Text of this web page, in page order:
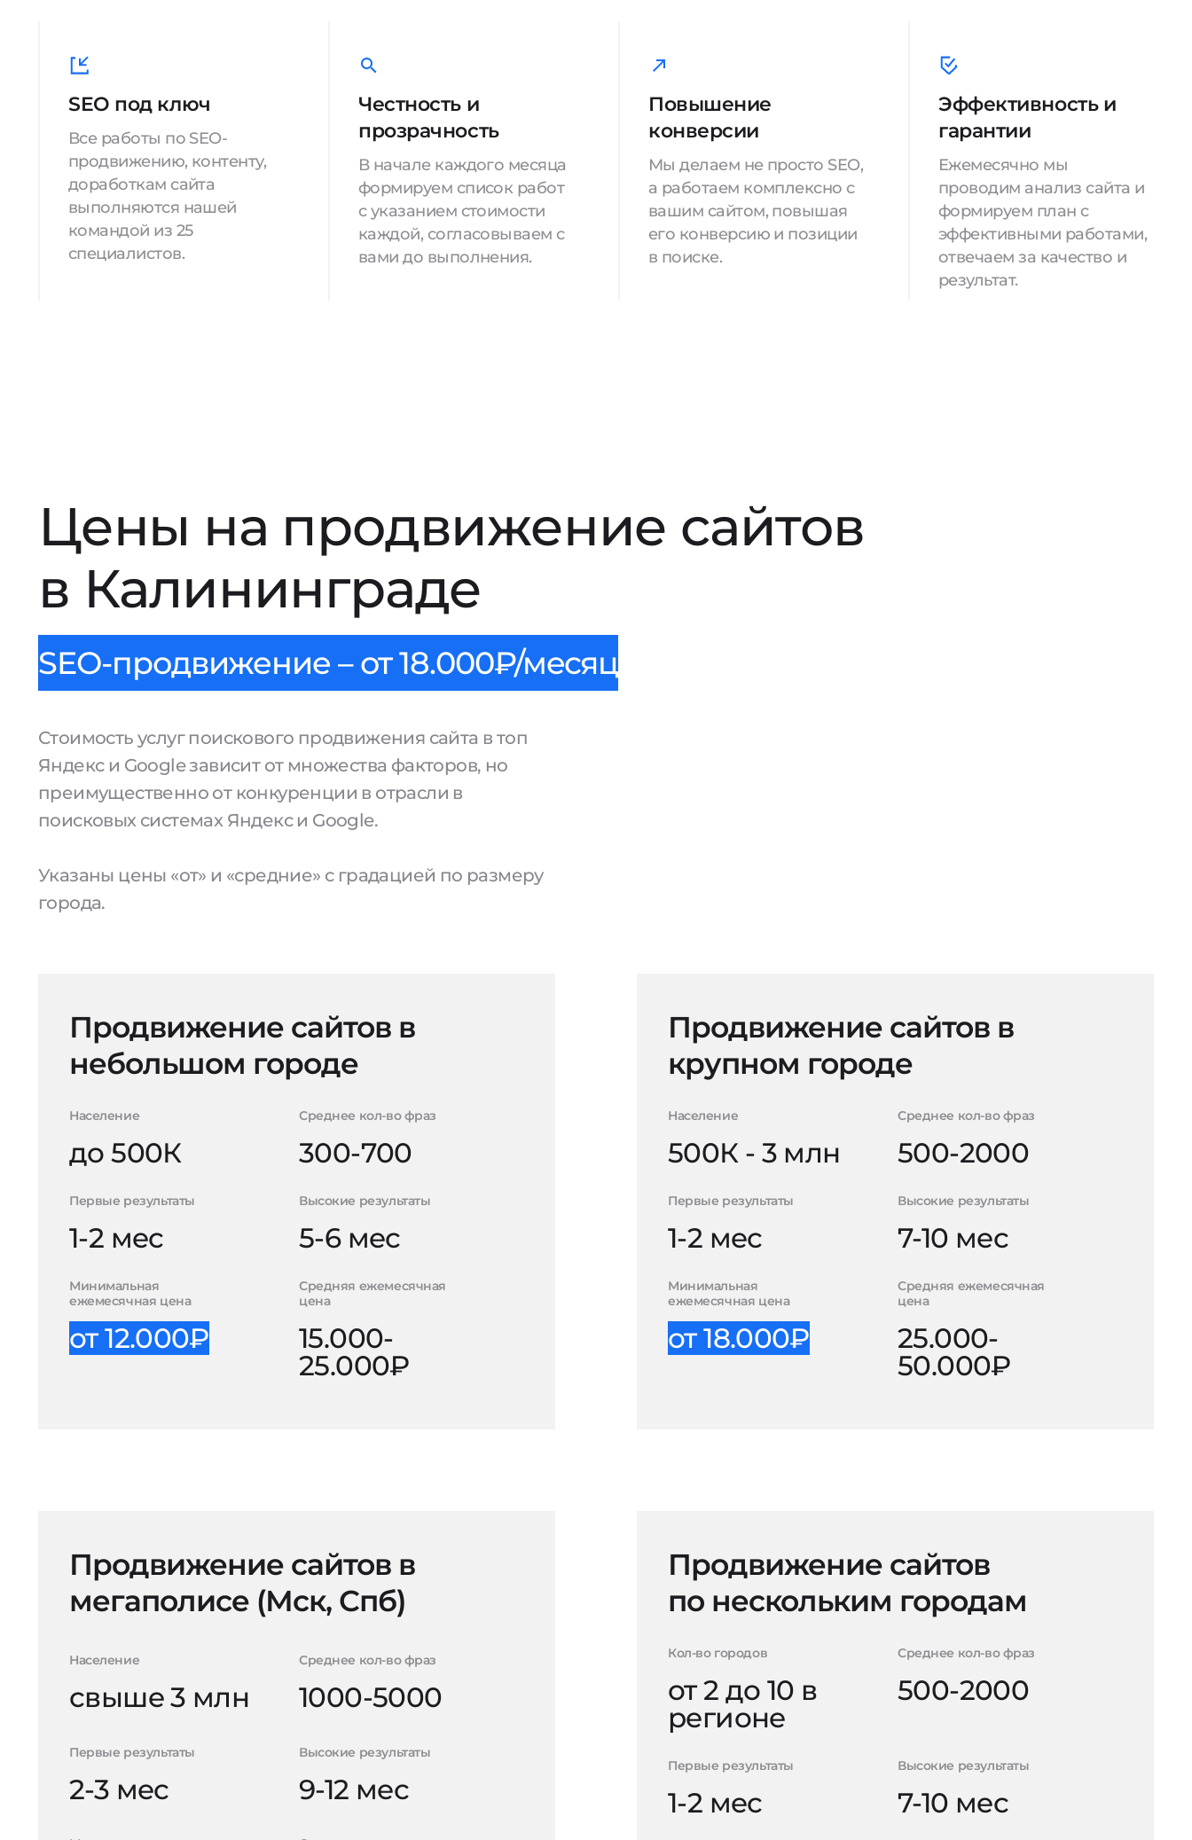
SEO под ключ
Все работы по SEO-
продвижению, контенту,
доработкам сайта
выполняются нашей
командой из 25
специалистов.
Честность и
прозрачность
В начале каждого месяца
формируем список работ
с указанием стоимости
каждой, согласовываем с
вами до выполнения.
Повышение
конверсии
Мы делаем не просто SEO,
а работаем комплексно с
вашим сайтом, повышая
его конверсию и позиции
в поиске.
Эффективность и
гарантии
Ежемесячно мы
проводим анализ сайта и
формируем план с
эффективными работами,
отвечаем за качество и
результат.
Цены на продвижение сайтов
в Калининграде
SEO-продвижение – от 18.000₽/месяц
Стоимость услуг поискового продвижения сайта в топ
Яндекс и Google зависит от множества факторов, но
преимущественно от конкуренции в отрасли в
поисковых системах Яндекс и Google.
Указаны цены «от» и «средние» с градацией по размеру
города.
Продвижение сайтов в
небольшом городе
Население
до 500К
Среднее кол-во фраз
300-700
Первые результаты
1-2 мес
Высокие результаты
5-6 мес
Минимальная
ежемесячная цена
от 12.000₽
Средняя ежемесячная
цена
15.000-
25.000₽
Продвижение сайтов в
крупном городе
Население
500К - 3 млн
Среднее кол-во фраз
500-2000
Первые результаты
1-2 мес
Высокие результаты
7-10 мес
Минимальная
ежемесячная цена
от 18.000₽
Средняя ежемесячная
цена
25.000-
50.000₽
Продвижение сайтов в
мегаполисе (Мск, Спб)
Население
свыше 3 млн
Среднее кол-во фраз
1000-5000
Первые результаты
2-3 мес
Высокие результаты
9-12 мес
Продвижение сайтов
по нескольким городам
Кол-во городов
от 2 до 10 в
регионе
Среднее кол-во фраз
500-2000
Первые результаты
1-2 мес
Высокие результаты
7-10 мес